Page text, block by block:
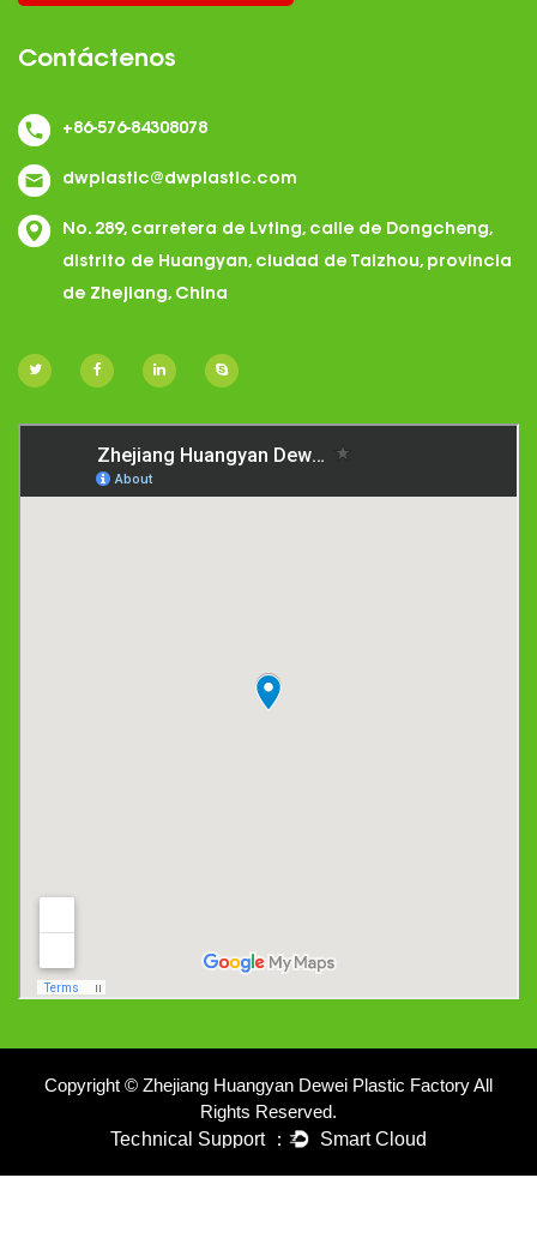
Contáctenos
+86-576-84308078
dwplastic@dwplastic.com
No. 289, carretera de Lvting, calle de Dongcheng,
distrito de Huangyan, ciudad de Taizhou, provincia
de Zhejiang, China
Copyright © Zhejiang Huangyan Dewei Plastic Factory All
Rights Reserved.